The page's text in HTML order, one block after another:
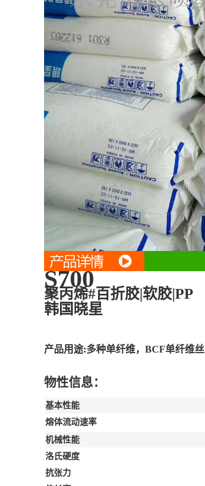
S700
聚丙烯#百折胶|软胶|PP
韩国晓星
产品用途:多种单纤维，BCF单纤维丝
物性信息：
基本性能
熔体流动速率
机械性能
洛氏硬度
抗张力